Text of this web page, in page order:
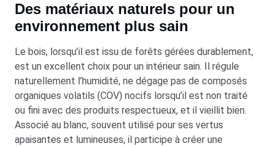
Des matériaux naturels pour un
environnement plus sain
Le bois, lorsqu’il est issu de forêts gérées durablement,
est un excellent choix pour un intérieur sain. Il régule
naturellement l’humidité, ne dégage pas de composés
organiques volatils (COV) nocifs lorsqu’il est non traité
ou fini avec des produits respectueux, et il vieillit bien.
Associé au blanc, souvent utilisé pour ses vertus
apaisantes et lumineuses, il participe à créer une